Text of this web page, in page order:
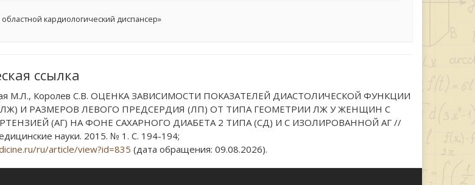
кардиологический диспансер»
ссылка
М.Л., Королев С.В. ОЦЕНКА ЗАВИСИМОСТИ ПОКАЗАТЕЛЕЙ ДИАСТОЛИЧЕСКОЙ ФУНКЦИИ
И РАЗМЕРОВ ЛЕВОГО ПРЕДСЕРДИЯ (ЛП) ОТ ТИПА ГЕОМЕТРИИ ЛЖ У ЖЕНЩИН С
(АГ) НА ФОНЕ САХАРНОГО ДИАБЕТА 2 ТИПА (СД) И С ИЗОЛИРОВАННОЙ АГ //
науки. 2015. № 1. С. 194-194;
ru/article/view?id=835 (дата обращения: 09.08.2026).